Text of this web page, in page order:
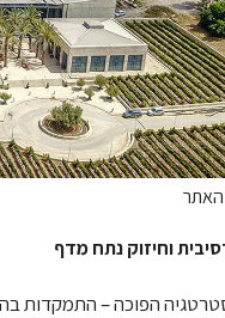
וחיזוק נתח מדף
הפוכה – התמקדות